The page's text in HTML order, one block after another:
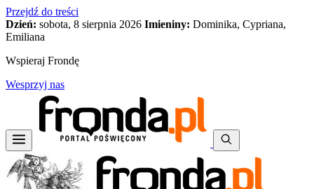
Przejdź do treści
Dzień: sobota, 8 sierpnia 2026 Imieniny: Dominika, Cypriana,
Emiliana
Wspieraj Frondę
Wesprzyj nas